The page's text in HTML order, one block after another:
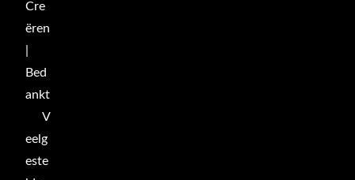
Cre
ëren
Bed
ankt
V
eelg
este